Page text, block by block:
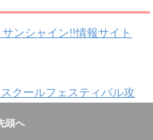
ンシャイン!!情報サイト
クールフェスティバル攻
頭へ